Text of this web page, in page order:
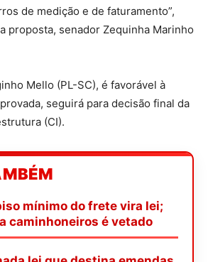
de medição e de faturamento”,
proposta, senador Zequinha Marinho
Mello (PL-SC), é favorável à
seguirá para decisão final da
(CI).
mínimo do frete vira lei;
caminhoneiros é vetado